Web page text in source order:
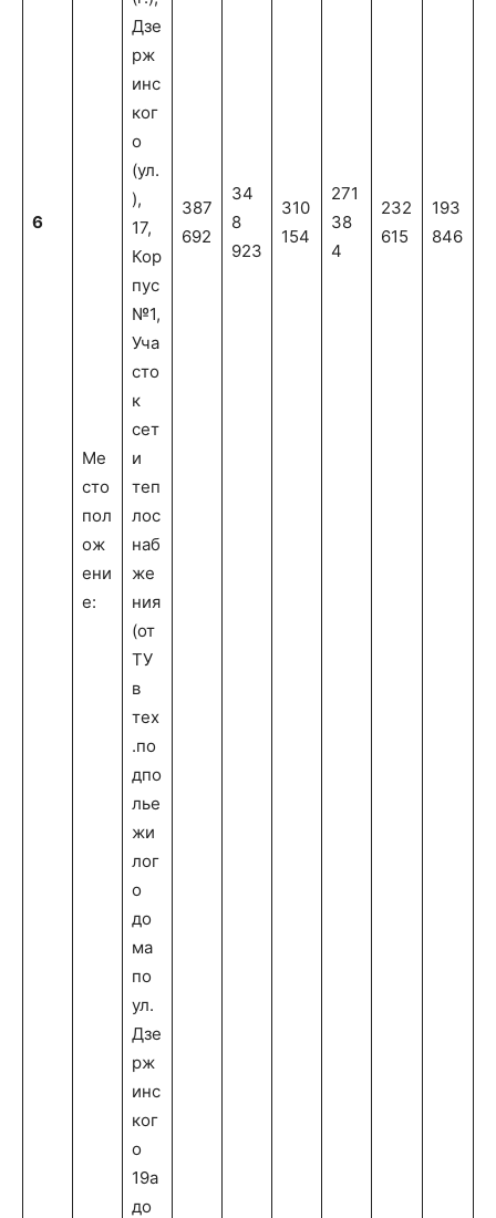
6
387
692
34
8
923
310
154
271
38
4
232
615
193
846
Ме
сто
пол
ож
ени
е:
Дзе
рж
инс
ког
о
(ул.
),
17,
Кор
пус
№1,
Уча
сто
к
сет
и
теп
лос
наб
же
ния
(от
ТУ
в
тех
.по
дпо
лье
жи
лог
о
до
ма
по
ул.
Дзе
рж
инс
ког
о
19а
до